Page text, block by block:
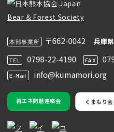
本部事業所 〒662-0042 兵庫
TEL 0798-22-4190 FAX
E-Mail info@kumamori.org
再エネ問題連絡会 くまもり